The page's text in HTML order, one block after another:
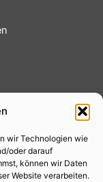
wir Technologien wie
oder darauf
können wir Daten
Website verarbeiten.